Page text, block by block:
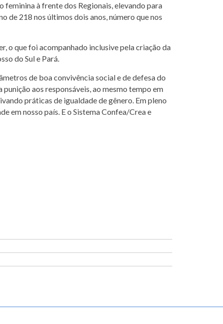
feminina à frente dos Regionais, elevando para
de 218 nos últimos dois anos, número que nos
o que foi acompanhado inclusive pela criação da
do Sul e Pará.
de boa convivência social e de defesa do
aos responsáveis, ao mesmo tempo em
práticas de igualdade de gênero. Em pleno
em nosso país. E o Sistema Confea/Crea e